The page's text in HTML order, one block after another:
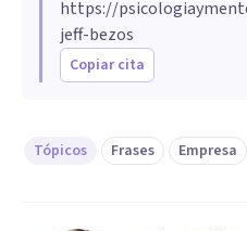
https://
jeff-bezos
Copiar cita
Tópicos Frases Empresa